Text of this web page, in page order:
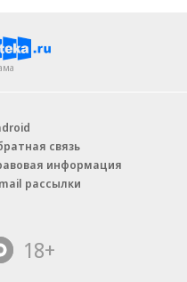
связь
информация
рассылки
18+